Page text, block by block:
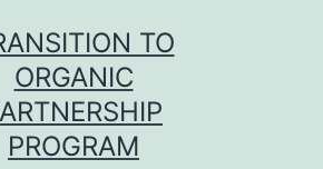
TO
ORGANIC
PROGRAM